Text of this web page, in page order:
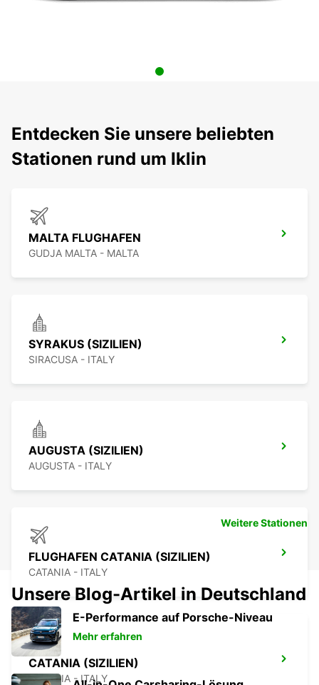
Entdecken Sie unsere beliebten
Stationen rund um Iklin
MALTA FLUGHAFEN
GUDJA MALTA - MALTA
SYRAKUS (SIZILIEN)
SIRACUSA - ITALY
AUGUSTA (SIZILIEN)
AUGUSTA - ITALY
FLUGHAFEN CATANIA (SIZILIEN)
CATANIA - ITALY
CATANIA (SIZILIEN)
CATANIA - ITALY
Weitere Stationen
Unsere Blog-Artikel in Deutschland
E-Performance auf Porsche-Niveau
Mehr erfahren